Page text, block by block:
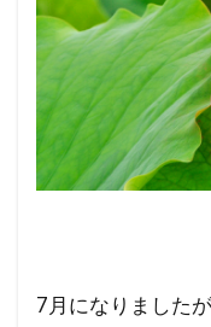
7月になりました